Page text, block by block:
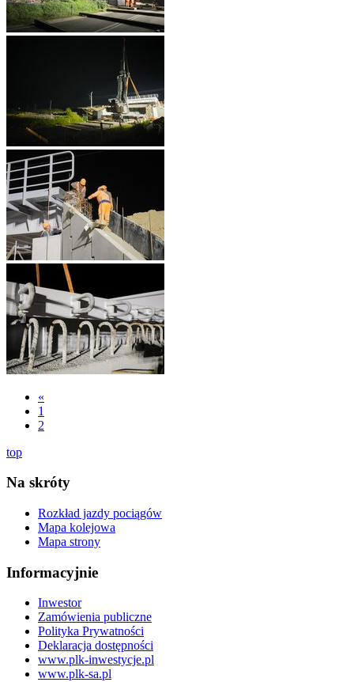
«
1
2
top
Na skróty
Rozkład jazdy pociągów
Mapa kolejowa
Mapa strony
Informacyjnie
Inwestor
Zamówienia publiczne
Polityka Prywatności
Deklaracja dostępności
www.plk-inwestycje.pl
www.plk-sa.pl